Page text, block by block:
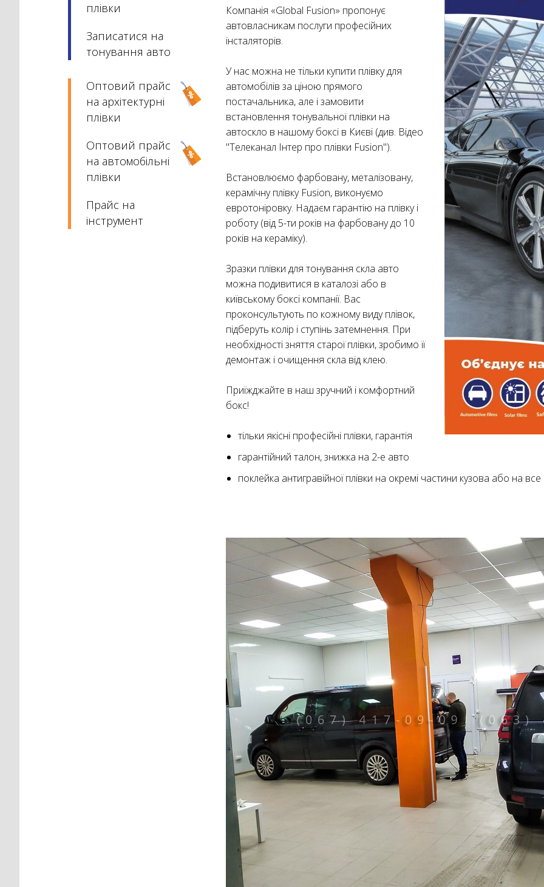
плівки
Записатися на
тонування авто
Оптовий прайс
на архітектурні
плівки
Оптовий прайс
на автомобільні
плівки
Прайс на
інструмент
Компанія «Global Fusion» пропонує
автовласникам послуги професійних
інсталяторів.
У нас можна не тільки купити плівку для
автомобілів за ціною прямого
постачальника, але і замовити
встановлення тонувальної плівки на
автоскло в нашому боксі в Києві (див. Відео
"Телеканал Інтер про плівки Fusion").
Встановлюємо фарбовану, металізовану,
керамічну плівку Fusion, виконуємо
евротоніровку. Надаєм гарантію на плівку і
роботу (від 5-ти років на фарбовану до 10
років на кераміку).
Зразки плівки для тонування скла авто
можна подивитися в каталозі або в
київському боксі компанії. Вас
проконсультують по кожному виду плівок,
підберуть колір і ступінь затемнення. При
необхідності зняття старої плівки, зробимо її
демонтаж і очищення скла від клею.
Приїжджайте в наш зручний і комфортний
бокс!
тільки якісні професійні плівки, гарантія
гарантійний талон, знижка на 2-е авто
поклейка антигравійної плівки на окремі частини кузова або на